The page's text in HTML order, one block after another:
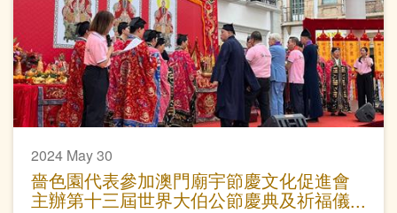
2024 May 30
嗇色園代表參加澳門廟宇節慶文化促進會
主辦第十三屆世界大伯公節慶典及祈福儀